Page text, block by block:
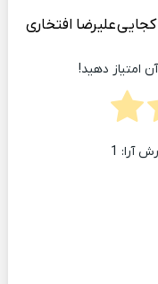
کجاییعلیرضا افتخاری
امتیاز دهید!
1